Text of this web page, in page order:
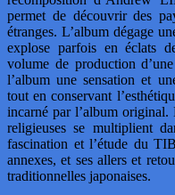
permet de découvrir des
étranges. L’album dégage
explose parfois en éclats
volume de production
l’album une sensation et
tout en conservant
incarné par l’album original.
religieuses se multiplient
fascination et l’étude du
annexes, et ses allers et
traditionnelles japonaises.